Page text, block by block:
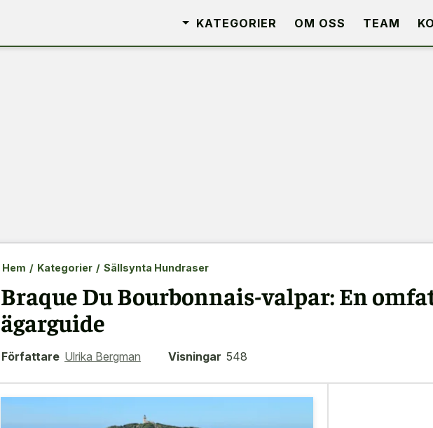
KATEGORIER OM OSS TEAM
Hem / Kategorier / Sällsynta Hundraser
Braque Du Bourbonnais-valpar: En
ägarguide
Författare Ulrika Bergman Visningar 548